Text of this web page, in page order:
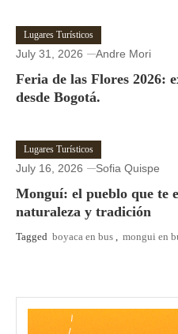
Lugares Turísticos
July 31, 2026 Andre Mori
Feria de las Flores 2026:
desde Bogotá.
Lugares Turísticos
July 16, 2026 Sofia Quispe
Monguí: el pueblo que te
naturaleza y tradición
Tagged boyaca en bus , mongui en